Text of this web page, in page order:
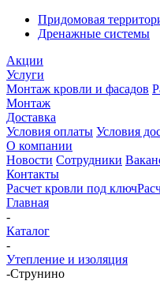
Придомовая
Дренажные системы
Акции
Услуги
Монтаж кровли и фасадов
Монтаж
Доставка
Условия оплаты Условия
О компании
Новости Сотрудники
Контакты
Расчет кровли под ключ
Главная
-
Каталог
-
Утепление и изоляция
-Струнино